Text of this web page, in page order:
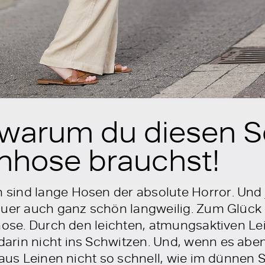
du diesen
brauchst!
lange Hosen der absolute Horror.
auch ganz schön langweilig. Zum
Durch den leichten, atmungsaktiven
nicht ins Schwitzen. Und, wenn es
Leinen nicht so schnell, wie im dünnen